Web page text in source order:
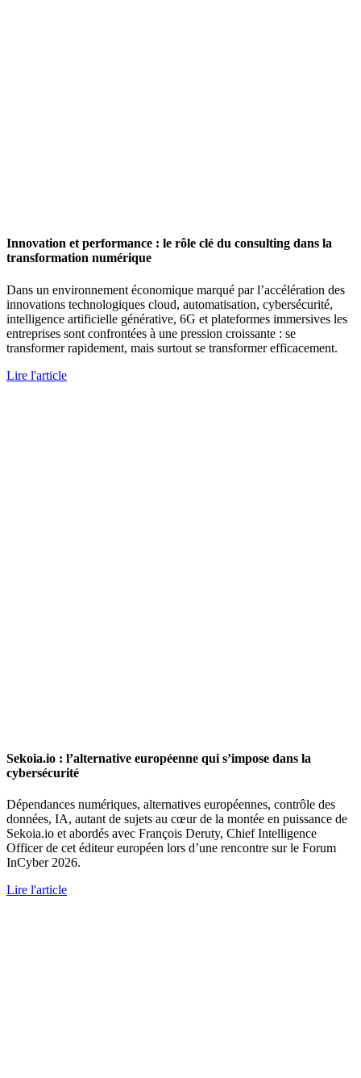
Innovation et performance : le rôle clé du consulting dans la
transformation numérique
Dans un environnement économique marqué par l’accélération des
innovations technologiques cloud, automatisation, cybersécurité,
intelligence artificielle générative, 6G et plateformes immersives les
entreprises sont confrontées à une pression croissante : se
transformer rapidement, mais surtout se transformer efficacement.
Lire l'article
Sekoia.io : l’alternative européenne qui s’impose dans la
cybersécurité
Dépendances numériques, alternatives européennes, contrôle des
données, IA, autant de sujets au cœur de la montée en puissance de
Sekoia.io et abordés avec François Deruty, Chief Intelligence
Officer de cet éditeur européen lors d’une rencontre sur le Forum
InCyber 2026.
Lire l'article